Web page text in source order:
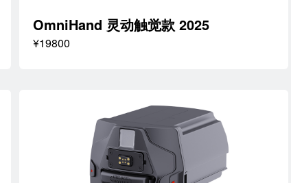
OmniHand 灵动触觉款 2025
¥19800